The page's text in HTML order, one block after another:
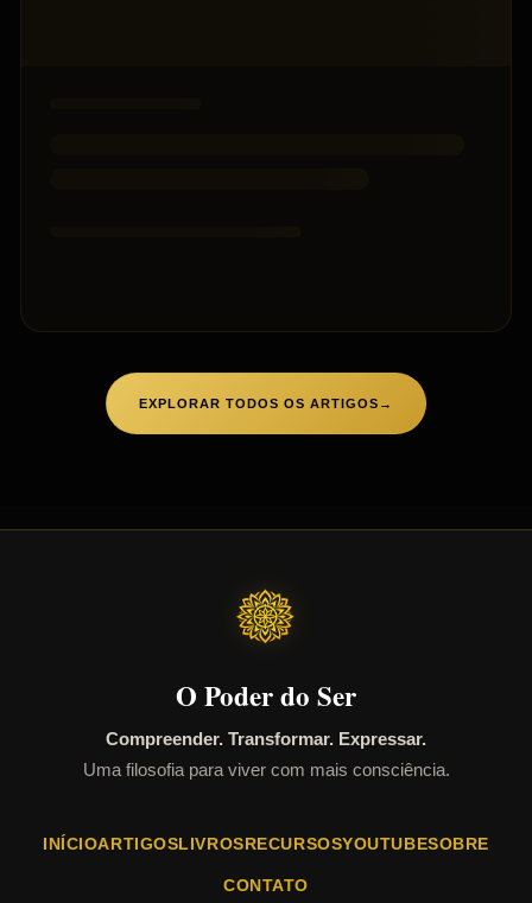
EXPLORAR TODOS OS ARTIGOS →
O Poder do Ser
Compreender. Transformar. Expressar.
Uma filosofia para viver com mais consciência.
INÍCIOARTIGOSLIVROSRECURSOSYOUTUBESOBRE
CONTATO